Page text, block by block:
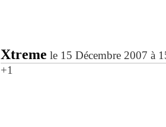
Xtreme le 15 Décembre 2007 à
+1